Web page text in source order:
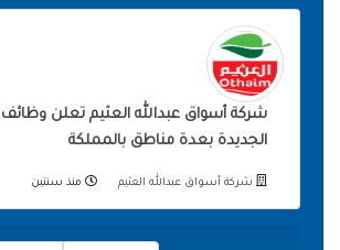
شركة أسواق عبدالله العثيم تعلن
الجديدة بعدة مناطق بالمملكة
شركة أسواق عبدالله العثيم منذ سنتين